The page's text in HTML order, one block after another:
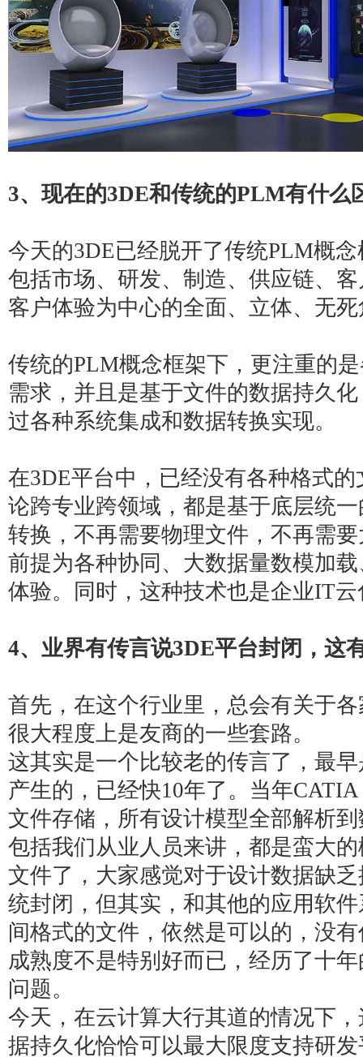
3、现在的3DE和传统的PLM有什么
今天的3DE已经脱开了传统PLM概
包括市场、研发、制造、供应链、
客户体验为中心的全面、立体、无
传统的PLM概念框架下，更注重的
需求，并且是基于文件的数据持久
过各种系统集成和数据转换实现。
在3DE平台中，已经没有各种格式
论跨专业跨领域，都是基于底层统
转换，不再需要物理文件，不再需
前提为各种协同、大数据量数模加
体验。同时，这种技术也是企业IT
4、业界有传言说3DE平台封闭，这
首先，在这个行业里，总会有关于
很大程度上是友商的一些套路。
这其实是一个比较老的传言了，最
产生的，已经快10年了。当年CATIA
文件存储，所有设计模型全部解析
包括我们从业人员来讲，都是蛮大
文件了，大家感觉对于设计数据缺
统封闭，但其实，和其他的应用软
间格式的文件，依然是可以的，没
成熟度不是特别好而已，经历了十
问题。
今天，在云计算大行其道的情况下
据持久化恰恰可以最大限度支持研